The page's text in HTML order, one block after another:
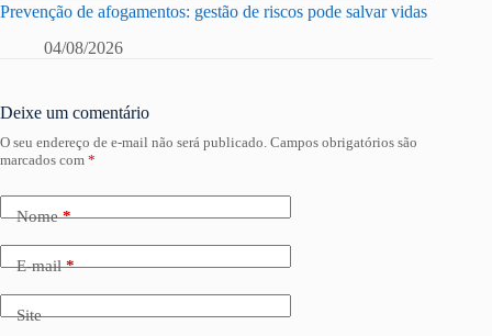
Prevenção de afogamentos: gestão de riscos pode salvar vidas
04/08/2026
Deixe um comentário
O seu endereço de e-mail não será publicado. Campos obrigatórios são
marcados com *
Nome*
E-mail*
Site